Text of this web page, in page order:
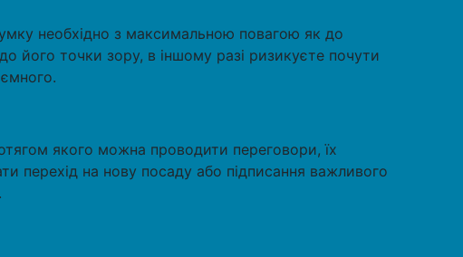
необхідно з максимальною повагою як до
його точки зору, в іншому разі ризикуєте почути
якого можна проводити переговори, їх
перехід на нову посаду або підписання важливого